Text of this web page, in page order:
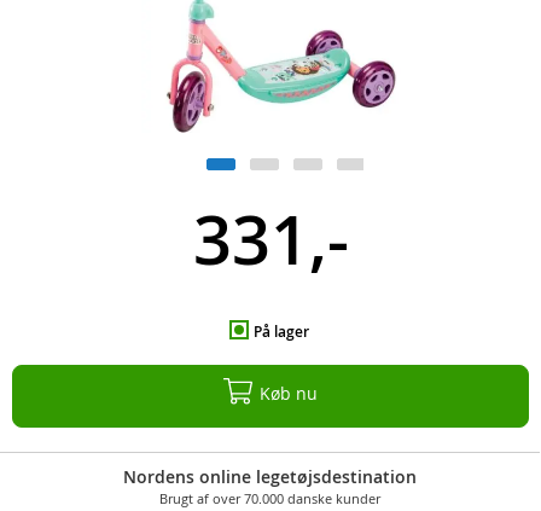
331,-
På lager
Køb nu
Nordens online legetøjsdestination
Brugt af over 70.000 danske kunder